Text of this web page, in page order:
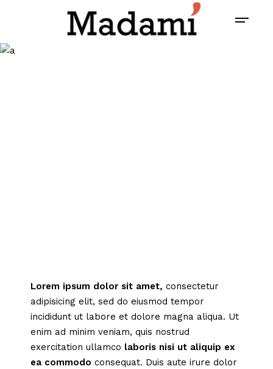
Lorem ipsum dolor sit amet, consectetur
adipisicing elit, sed do eiusmod tempor
incididunt ut labore et dolore magna aliqua. Ut
enim ad minim veniam, quis nostrud
exercitation ullamco laboris nisi ut aliquip ex
ea commodo consequat. Duis aute irure dolor